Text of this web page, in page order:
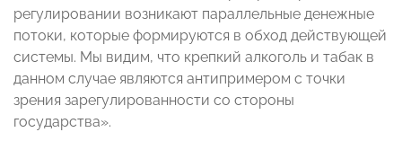
регулировании возникают параллельные денежные
потоки, которые формируются в обход действующей
системы. Мы видим, что крепкий алкоголь и табак в
данном случае являются антипримером с точки
зрения зарегулированности со стороны
государства».